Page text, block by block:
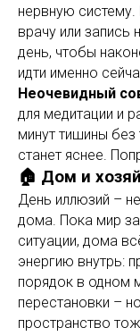
нервную систему.
врачу или запись
день, чтобы
идти именно
Неочевидный
для медитации и
минут тишины
станет яснее.
🏠 Дом и
День иллюзий –
дома. Пока мир
ситуации, дома
энергию внутрь:
порядок в одном
перестановки –
пространство